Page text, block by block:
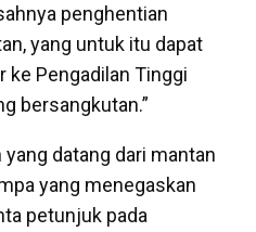
penghentian
yang untuk itu dapat
ke Pengadilan Tinggi
bersangkutan.”
datang dari mantan
yang menegaskan
petunjuk pada